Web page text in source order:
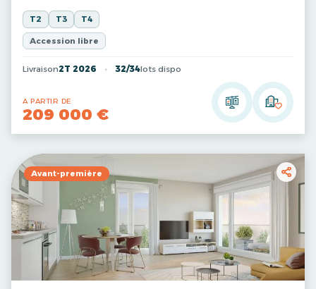
T2 T3 T4
Accession libre
Livraison2T 2026 32/34lots dispo
A PARTIR DE
209 000 €
Avant-première